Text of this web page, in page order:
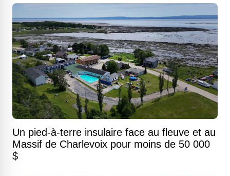
Un pied-à-terre insulaire face au fleuve et au
Massif de Charlevoix pour moins de 50 000
$